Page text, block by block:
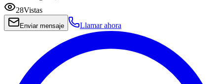
28Vistas
Enviar mensaje Llamar ahora